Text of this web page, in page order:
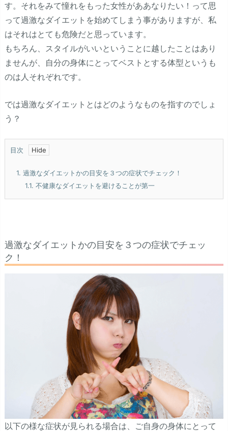
す。それをみて憧れをもった女性がああなりたい！って思
って過激なダイエットを始めてしまう事がありますが、私
はそれはとても危険だと思っています。
もちろん、スタイルがいいということに越したことはあり
ませんが、自分の身体にとってベストとする体型というも
のは人それぞれです。
では過激なダイエットとはどのようなものを指すのでしょ
う？
目次
1. 過激なダイエットかの目安を３つの症状でチェック！
1.1. 不健康なダイエットを避けることが第一
過激なダイエットかの目安を３つの症状でチェッ
ク！
以下の様な症状が見られる場合は、ご自身の身体にとって